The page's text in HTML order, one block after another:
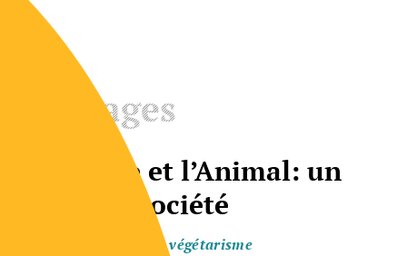
Ouvrages
L’Homme et l’Animal: un
débat de société
Animal, végétal, végétarisme